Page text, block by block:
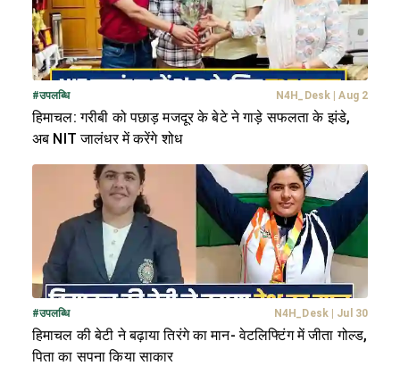
#उपलब्धि N4H_Desk | Aug 2
हिमाचल: गरीबी को पछाड़ मजदूर के बेटे ने गाड़े सफलता के झंडे,
अब NIT जालंधर में करेंगे शोध
#उपलब्धि N4H_Desk| Jul 30
हिमाचल की बेटी ने बढ़ाया तिरंगे का मान- वेटलिफ्टिंग में जीता गोल्ड,
पिता का सपना किया साकार